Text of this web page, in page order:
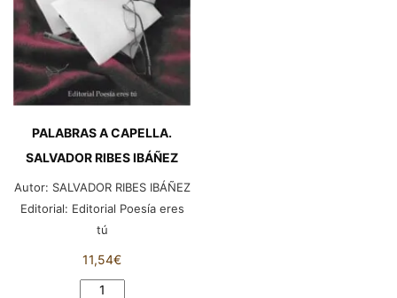
PALABRAS A CAPELLA.
SALVADOR RIBES IBÁÑEZ
Autor: SALVADOR RIBES IBÁÑEZ
Editorial: Editorial Poesía eres
tú
11,54€
PALABRAS